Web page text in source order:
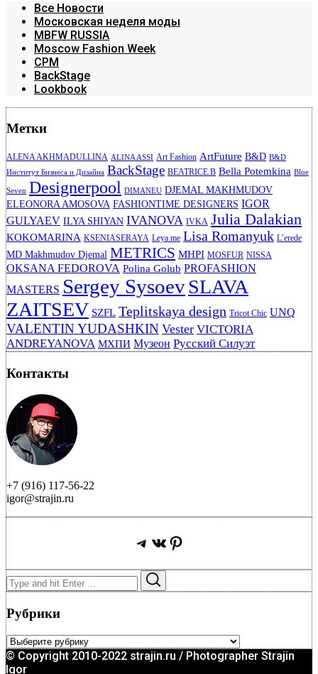
Все Новости
Московская неделя моды
MBFW RUSSIA
Moscow Fashion Week
CPM
BackStage
Lookbook
Метки
ALENA AKHMADULLINA ALINA ASSI Art Fashion ArtFuture B&D B&D
Институт Бизнеса и Дизайна BackStage BEATRICE.B Bella Potemkina Blue
Seven Designerpool DIMANEU DJEMAL MAKHMUDOV
ELEONORA AMOSOVA FASHIONTIME DESIGNERS IGOR
GULYAEV ILYA SHIYAN IVANOVA IVKA Julia Dalakian
KOKOMARINA KSENIASERAYA Leya me Lisa Romanyuk L’erede
MD Makhmudov Djemal METRICS MHPI MOSFUR NISSA
OKSANA FEDOROVA Polina Golub PROFASHION
MASTERS Sergey SysoevSLAVA
ZAITSEV SZFL Teplitskaya design Tricot Chic UNQ
VALENTIN YUDASHKIN Vester VICTORIA
ANDREYANOVA МХПИ Музеон Русский Силуэт
Контакты
+7 (916) 117-56-22
igor@strajin.ru
Telegram
ВКонтакте
Pinterest
Search
for:
Рубрики
Рубрики
© Copyright 2010-2022 strajin.ru / Photographer Strajin
Igor